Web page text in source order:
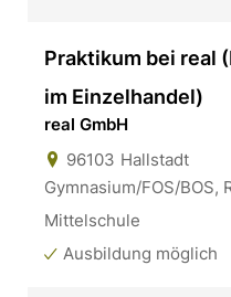
Praktikum bei real
im Einzelhandel)
real GmbH
96103 Hallstadt
Gymnasium/FOS/BOS,
Mittelschule
Ausbildung möglich